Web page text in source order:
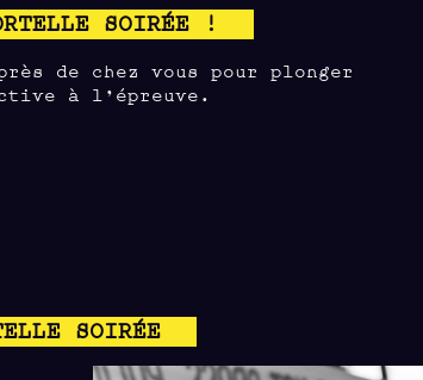
SOIRÉE !
de chez vous pour plonger
à l’épreuve.
SOIRÉE